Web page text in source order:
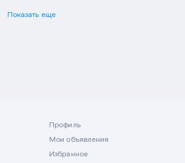
Показать еще
Профиль
Мои объявления
Избранное